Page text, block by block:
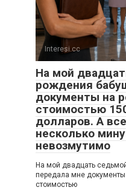
Interesi.cc
На мой
рождения
документы на
стоимостью
долларов. А
несколько
невозмутимо
На мой двадцать
передала мне
стоимостью